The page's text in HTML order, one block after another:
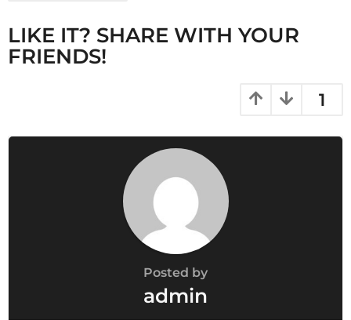
LIKE IT? SHARE WITH YOUR
FRIENDS!
1
Posted by
admin